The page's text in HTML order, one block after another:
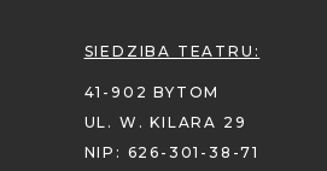
SIEDZIBA TEATRU:
41-902 BYTOM
UL. W. KILARA 29
NIP: 626-301-38-71